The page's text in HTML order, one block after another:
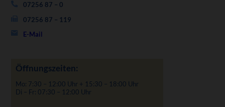
07256 87 – 0
07256 87 – 119
E-Mail
Öffnungszeiten:
Mo: 7:30 – 12:00 Uhr + 15:30 – 18:00 Uhr
Di – Fr: 07:30 – 12:00 Uhr